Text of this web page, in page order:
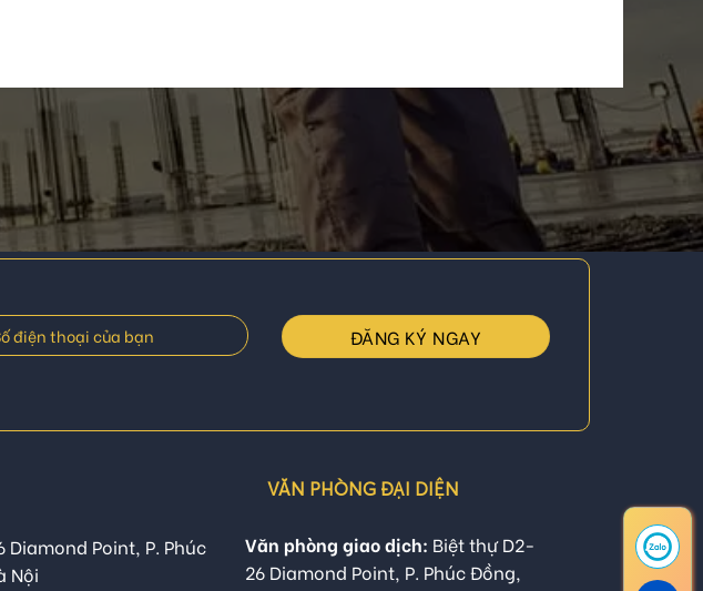
Diamond Point, P. Phúc
Nội
VĂN PHÒNG ĐẠI DIỆN
Văn phòng giao dịch: Biệt thự D2-
26 Diamond Point, P. Phúc Đồng,